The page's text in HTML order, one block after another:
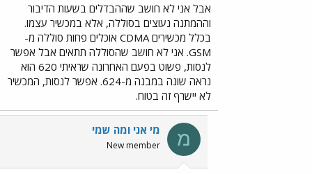
אבל אני לא חושב שההבדלים בשעות הדיבור
וההמתנה נעוצים בסוללה, אלא במכשיר עצמו.
בכלל מכשירים CDMA אוכלים פחות סוללה מ-
GSM. אני לא חושב שהסוללה תתאים אבל אפשר
לנסות, פשוט בפעם האחרונה שראיתי 620 הוא
נראה שונה במבנה מ-624. אפשר לנסות, המכשיר
לא יישרף זה בטוח.
מ מי אני ומה שמי
New member